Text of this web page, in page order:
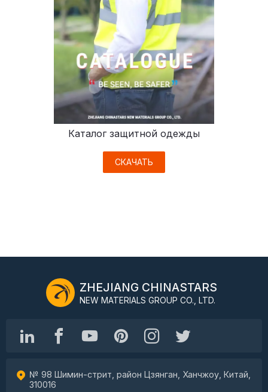
Каталог защитной одежды
СКАЧАТЬ
ZHEJIANG CHINASTARS
NEW MATERIALS GROUP CO., LTD.
№ 98 Шимин-стрит, район Цзянган, Ханчжоу, Китай,
310016